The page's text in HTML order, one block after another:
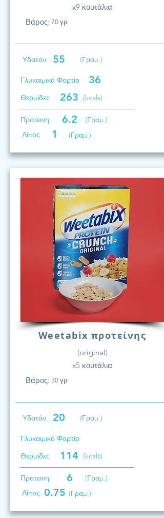
x9 κουτάλια
Βάρος: 70 γρ.
Υδατάν. 55 (Γραμ.)
Γλυκαιμικό Φορτίο 36
Θερμίδες 263 (kcals)
Προτεινη 6.2
(Γραμ.)
Λίπος
1 (Γραμ.)
Weetabix προτείνης
(original)
x5 κουτάλια
Βάρος: 30 γρ.
Υδατάν. 20 (Γραμ.)
Γλυκαιμικό Φορτίο
Θερμίδες
114 (kcals)
Προτεινη 6
(Γραμ.)
Λίπος 0.75 (Γραμ.)